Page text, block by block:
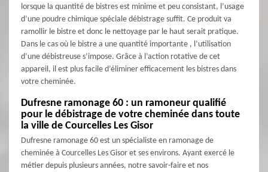
lorsque la quantité de bistres est minime et peu consistant, l’usage
d’une poudre chimique spéciale débistrage suffit. Ce produit va
ramollir le bistre et donc le nettoyage par le haut serait pratique.
Dans le cas où le bistre a une quantité importante , l’utilisation
d’une débistreuse s’impose. Grâce à l’action rotative de cet
appareil, il est plus facile d’éliminer efficacement les bistres dans
votre cheminée.
Dufresne ramonage 60 : un ramoneur qualifié
pour le débistrage de votre cheminée dans toute
la ville de Courcelles Les Gisor
Dufresne ramonage 60 est un spécialiste en ramonage de
cheminée à Courcelles Les Gisor et ses environs. Ayant exercé le
métier depuis plusieurs années, notre savoir-faire et nos